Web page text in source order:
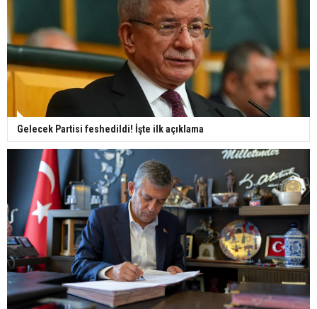
Gelecek Partisi feshedildi! İşte ilk açıklama